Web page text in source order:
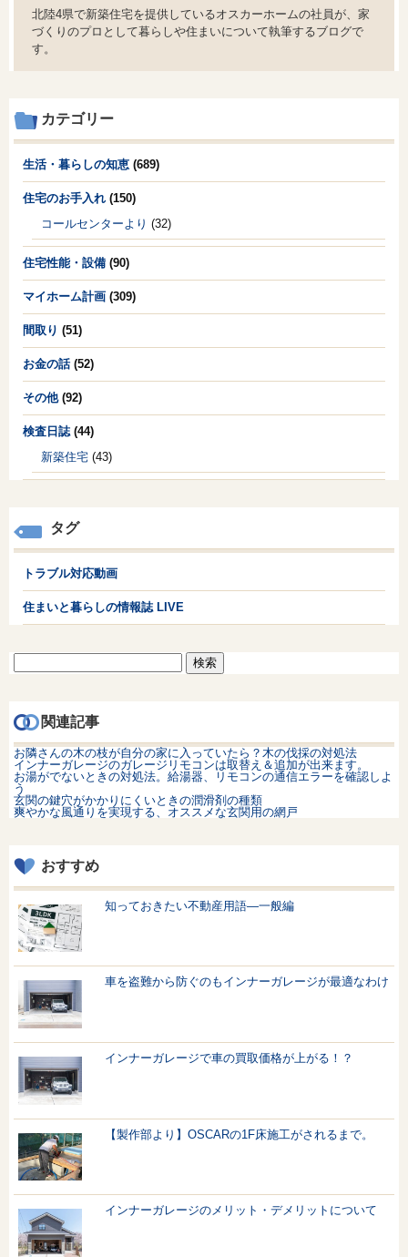
北陸4県で新築住宅を提供しているオスカーホームの社員が、家
づくりのプロとして暮らしや住まいについて執筆するブログで
す。
カテゴリー
生活・暮らしの知恵 (689)
住宅のお手入れ (150)
コールセンターより (32)
住宅性能・設備 (90)
マイホーム計画 (309)
間取り (51)
お金の話(52)
その他(92)
検査日誌 (44)
新築住宅 (43)
タグ
トラブル対応動画
住まいと暮らしの情報誌 LIVE
索:
関連記事
お隣さんの木の枝が自分の家に入っていたら？木の伐採の対処法
インナーガレージのガレージリモコンは取替え＆追加が出来ます。
お湯がでないときの対処法。給湯器、リモコンの通信エラーを確認しよ
う
玄関の鍵穴がかかりにくいときの潤滑剤の種類
爽やかな風通りを実現する、オススメな玄関用の網戸
おすすめ
知っておきたい不動産用語—一般編
車を盗難から防ぐのもインナーガレージが最適なわけ
インナーガレージで車の買取価格が上がる！？
【製作部より】OSCARの1F床施工がされるまで。
インナーガレージのメリット・デメリットについて